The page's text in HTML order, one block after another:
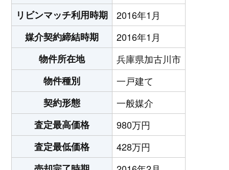
リビンマッチ利用時期
2016年1月
媒介契約締結時期
2016年1月
物件所在地
兵庫県加古川市
物件種別
一戸建て
契約形態
一般媒介
査定最高価格
980万円
査定最低価格
428万円